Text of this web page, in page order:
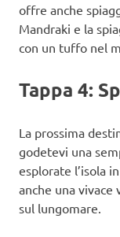
offre anche
Mandraki e la
con un tuffo nel
Tappa 4:
La prossima
godetevi una
esplorate l’isola
anche una
sul lungomare.